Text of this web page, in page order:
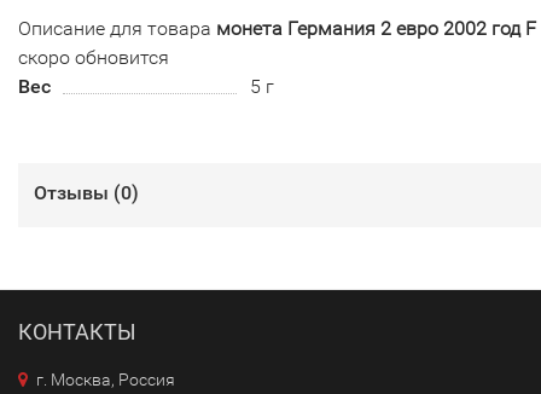
Описание для товара монета Германия 2 евро 2002 год F
скоро обновится
Вес
5 г
Отзывы (0)
КОНТАКТЫ
г. Москва, Россия